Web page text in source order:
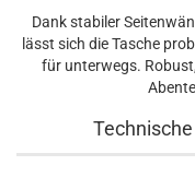
Dank stabiler
lässt sich die Tasche
für unterwegs.